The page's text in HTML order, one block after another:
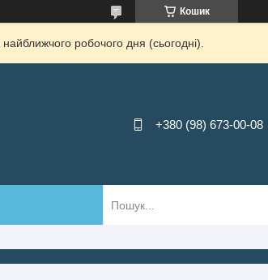
Кошик
робочого дня (сьогодні).
+380 (98) 673-00-08